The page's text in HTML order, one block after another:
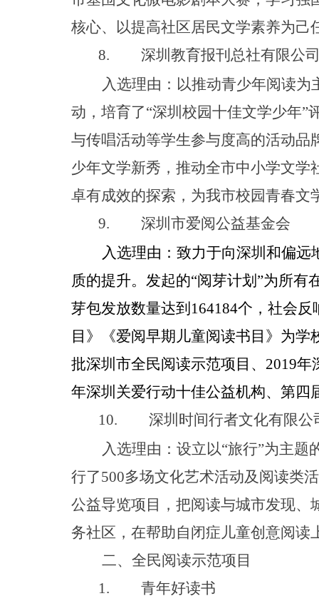
核心、以提高社区居民文学素养为
8.
深圳教育报刊总社有限公
入选理由：以推动青少年阅读
动，培育了“深圳校园十佳文学少年”
与传唱活动等学生参与度高的活动品
少年文学新秀，推动全市中小学文
卓有成效的探索，为我市校园青春文
9.
深圳市爱阅公益基金会
入选理由：致力于向深圳和偏
质的提升。 发起的“阅芽计划 ”为所有
芽包发放数量达到 164184个， 社会反
目》《爱阅早期儿童阅读书目》为
批深圳市全民阅读示范项目 、 2019年
年深圳关爱行动十佳公益机构、第四
10.
深圳时间行者文化有限公
入选理由：设立 以“旅行”为主题
行了500多场文化艺术活动及阅读类
公益导览项目，把阅读与城市发现、
务社区，在帮助自闭症儿童创意阅读
二、全民阅读示范项目
1.
青年好读书